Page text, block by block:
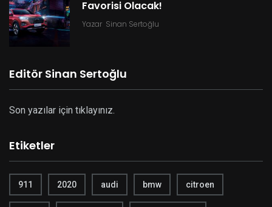
Favorisi Olacak!
Yazar Sinan Sertoğlu
Editör Sinan Sertoğlu
Son yazılar için tıklayınız.
Etiketler
911 2020 audi bmw citroen